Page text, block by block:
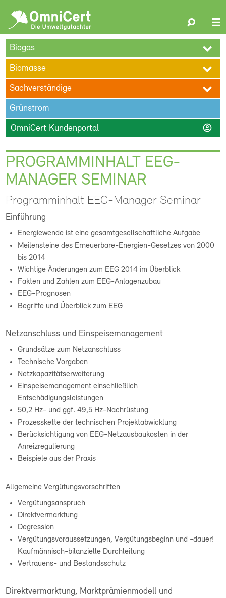
Search
ÜBER UNS BLOG TERMINE REFERENZEN
KARRIERE
KONTAKT
Biogas
Biomasse
Sachverständige
Grünstrom
OmniCert Kundenportal account_circle
PROGRAMMINHALT EEG-
MANAGER SEMINAR
Programminhalt EEG-Manager Seminar
Einführung
Energiewende ist eine gesamtgesellschaftliche Aufgabe
Meilensteine des Erneuerbare-Energien-Gesetzes von 2000
bis 2014
Wichtige Änderungen zum EEG 2014 im Überblick
Fakten und Zahlen zum EEG-Anlagenzubau
EEG-Prognosen
Begriffe und Überblick zum EEG
Netzanschluss und Einspeisemanagement
Grundsätze zum Netzanschluss
Technische Vorgaben
Netzkapazitätserweiterung
Einspeisemanagement einschließlich
Entschädigungsleistungen
50,2 Hz- und ggf. 49,5 Hz-Nachrüstung
Prozesskette der technischen Projektabwicklung
Berücksichtigung von EEG-Netzausbaukosten in der
Anreizregulierung
Beispiele aus der Praxis
Allgemeine Vergütungsvorschriften
Vergütungsanspruch
Direktvermarktung
Degression
Vergütungsvoraussetzungen, Vergütungsbeginn und -dauer!
Kaufmännisch-bilanzielle Durchleitung
Vertrauens- und Bestandsschutz
Direktvermarktung, Marktprämienmodell und